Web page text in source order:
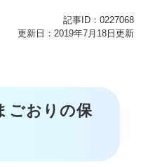
記事ID：0227068
更新日：2019年7月18日更新
ごおりの保